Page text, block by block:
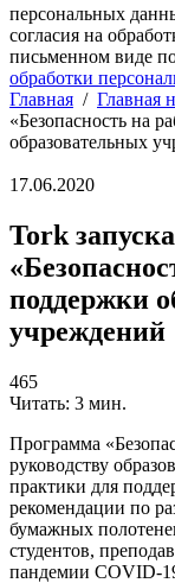
персональных
согласия на
письменном виде
обработки
Главная / Главная
«Безопасность на
образовательных
17.06.2020
Tork
поддержки
учреждений
465
Читать: 3 мин.
Программа
руководству
практики для
рекомендации по
бумажных
студентов,
пандемии COVID-